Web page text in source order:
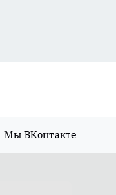
Мы ВКонтакте